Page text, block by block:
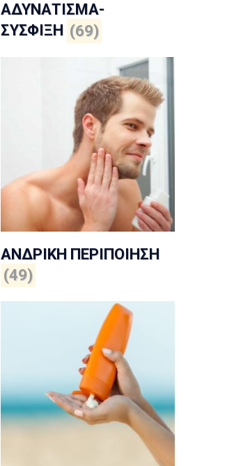
ΑΔΥΝΑΤΙΣΜΑ-
ΣΥΣΦΙΞΗ (69)
ΑΝΔΡΙΚΗ ΠΕΡΙΠΟΙΗΣΗ
(49)